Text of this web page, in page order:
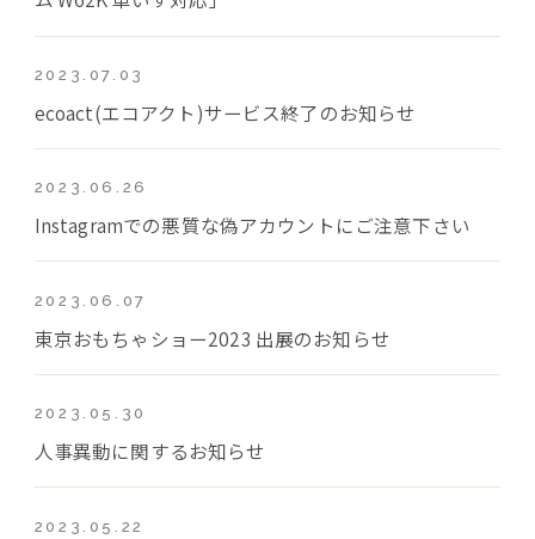
2023.07.03
ecoact(エコアクト)サービス終了のお知らせ
2023.06.26
Instagramでの悪質な偽アカウントにご注意下さい
2023.06.07
東京おもちゃショー2023 出展のお知らせ
2023.05.30
人事異動に関するお知らせ
2023.05.22